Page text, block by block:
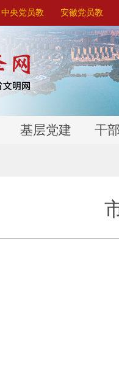
中央党员教
育系列平台>
>
安徽党员教
育系列平台>
>
基层党建 干